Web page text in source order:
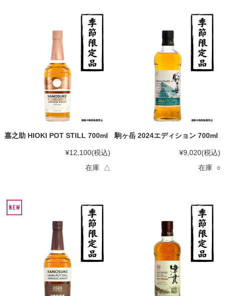
嘉之助 HIOKI POT STILL 700ml
¥12,100(税込)
在庫 △
駒ヶ岳 2024エディション 700ml
¥9,020(税込)
在庫 ○